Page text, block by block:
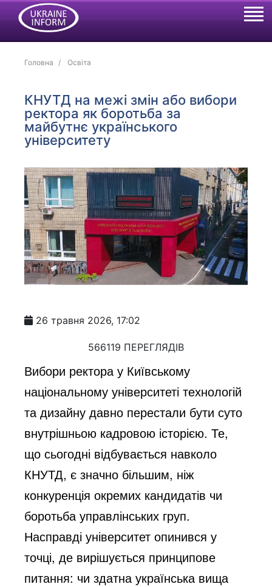
Головна Освіта
КНУТД на межі змін або вибори
ректора як боротьба за
майбутнє українського
університету
26 травня 2026, 17:02
566119 ПЕРЕГЛЯДІВ
Вибори ректора у Київському
національному університеті технологій
та дизайну давно перестали бути суто
внутрішньою кадровою історією. Те,
що сьогодні відбувається навколо
КНУТД, є значно більшим, ніж
конкуренція окремих кандидатів чи
боротьба управлінських груп.
Насправді університет опинився у
точці, де вирішується принципове
питання: чи здатна українська вища